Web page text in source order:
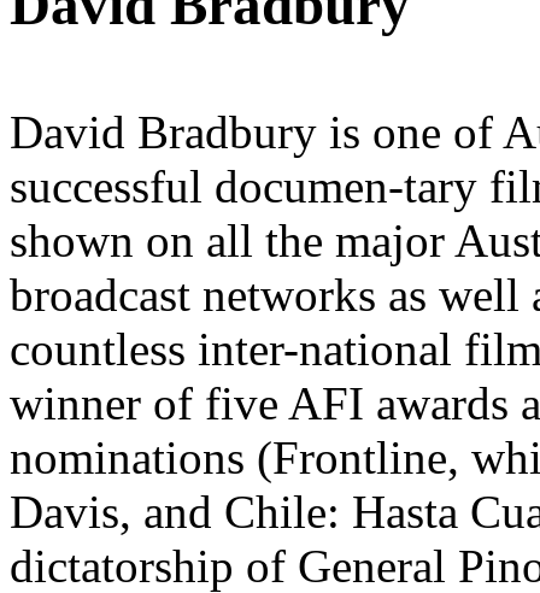
David Bradbury is one of
successful documen-tary
shown on all the major
broadcast networks as well
countless inter-national
winner of five AFI awards
nominations (Frontline,
Davis, and Chile: Hasta
dictatorship of General